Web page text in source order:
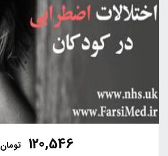
120,546 تومان